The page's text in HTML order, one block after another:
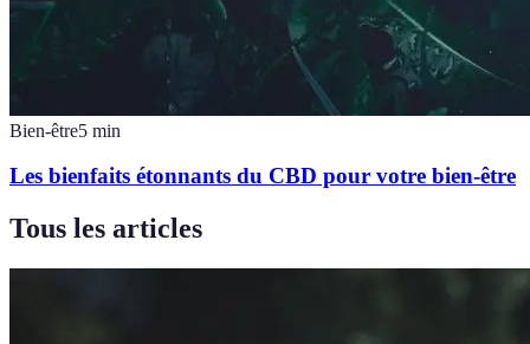
Bien-être5 min
Les bienfaits étonnants du CBD pour votre bien-être
Tous les articles